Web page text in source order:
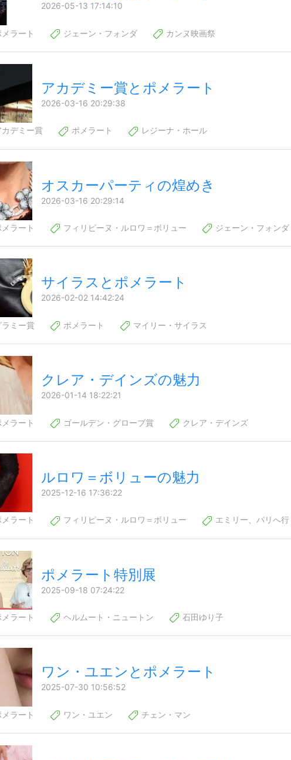
2026-05-13 17:14:10
メラート ジェーン・フォンダ カンヌ映画祭
アカデミー賞とポメラート
2026-03-16 20:29:38
カデミー賞 ポメラート レジーナ・ホール
オスカーパーティの煌めき
2026-03-16 20:29:14
メラート フィリピーヌ・ルロワ＝ボリュー ジェーン・フォンダ
サイラスとポメラート
2026-02-02 14:42:24
ラミー賞 ポメラート マイリー・サイラス
クレア・デインズの魅力
2026-01-14 18:22:21
メラート ゴールデン・グローブ賞 クレア・デインズ
ルロワ＝ボリューの魅力
2025-12-16 17:36:22
メラート フィリピーヌ・ルロワ＝ボリュー エミリー、パリへ行
ポメラート特別展
2025-09-18 07:24:22
メラート ヘルムート・ニュートン 石田ゆり子
ワン・ユエンとポメラート
2025-07-30 10:56:52
メラート ワン・ユエン チェン・マン